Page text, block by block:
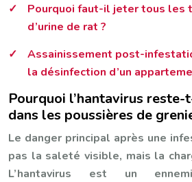
Pourquoi faut-il jeter tous les
d’urine de rat ?
Assainissement post-
la désinfection d’un
Pourquoi l’hantavirus
dans les poussières de
Le danger principal après une
pas la saleté visible, mais la
L’hantavirus est un